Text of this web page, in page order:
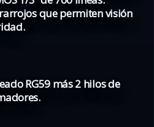
que permiten visión
RG59 más 2 hilos de